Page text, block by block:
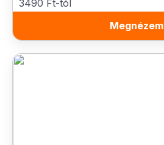
3490 Ft-tól
Megnézem